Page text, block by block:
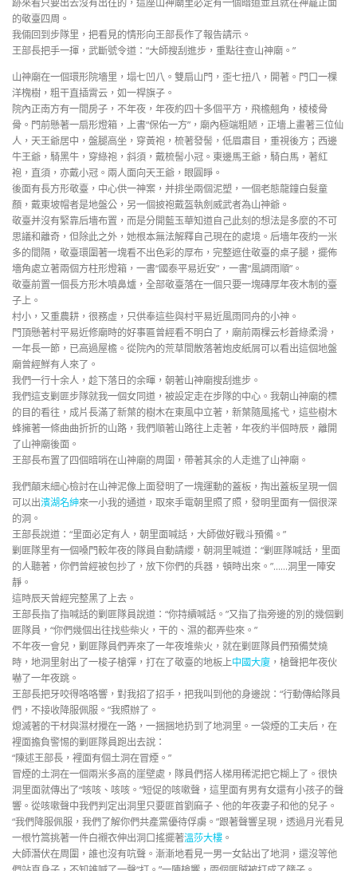
的敬臺四周。
我倆回到步隊里，把看見的情形向王部長作了報告請示。
王部長把手一揮，武斷號令道：“大師搜刮進步，重點往查山神廟。”
山神廟在一個環形院墻里，塌七凹八。雙扇山門，歪七扭八，開著。門口一棵
洋槐樹，粗干直插霄云，如一桿旗子。
院內正南方有一間房子，不年夜，年夜約四十多個平方，飛檐翹角，棱棱骨
骨。門前懸著一扇形燈箱，上書“保佑一方”，廟內極端粗陋，正墻上畫著三位仙
人，天王爺居中，盤腿高坐，穿黃袍，梳著發髻，低眉肅目，重視後方；西邊
牛王爺，騎黑牛，穿綠袍，斜須，戴梳髻小冠。東邊馬王爺，騎白馬，著紅
袍，直須，亦戴小冠。兩人面向天王爺，眼圓睜。
後面有長方形敬臺，中心供一神案，并排坐兩個泥塑，一個老態龍鐘白髮童
顏，戴東坡帽者是地盤公，另一個披袍戴盔執劍威武者為山神爺。
敬臺并沒有緊靠后墻布置，而是分開藍玉華知道自己此刻的想法是多麼的不可
思議和離奇，但除此之外，她根本無法解釋自己現在的處境。后墻年夜約一米
多的間隔，敬臺環圍著一塊看不出色彩的厚布，完整遮住敬臺的桌子腿，擺佈
墻角處立著兩個方柱形燈箱，一書“國泰平易近安”，一書“風調雨順”。
敬臺前置一個長方形木噴鼻爐，全部敬臺落在一個只要一塊磚厚年夜木制的臺
子上。
村小，又重農耕，很務虛，只供奉這些與村平易近風雨同舟的小神。
門頂懸著村平易近修廟時的好事匾曾經看不明白了，廟前兩棵云杉蒼綠柔滑，
一年長一節，已高過屋檐。從院內的荒草間散落著炮皮紙屑可以看出這個地盤
廟曾經鮮有人來了。
我們一行十余人，趁下落日的余暉，朝著山神廟搜刮進步。
我們這支剿匪步隊就我一個女同道，被設定走在步隊的中心。我朝山神廟的標
的目的看往，成片長滿了新葉的樹木在東風中立著，新葉隨風搖弋，這些樹木
蜂擁著一條曲曲折折的山路，我們順著山路往上走著，年夜約半個時辰，離開
了山神廟後面。
王部長布置了四個暗哨在山神廟的周圍，帶著其余的人走進了山神廟。
我們顛末細心檢討在山神泥像上面發明了一塊運動的蓋板，掏出蓋板呈現一個
可以出濱湖名紳來一小我的通道，取來手電朝里照了照，發明里面有一個很深
的洞。
王部長說道：“里面必定有人，朝里面喊話，大師做好戰斗預備。”
剿匪隊里有一個嗓門較年夜的隊員自動請纓，朝洞里喊道：“剿匪隊喊話，里面
的人聽著，你們曾經被包抄了，放下你們的兵器，頓時出來。”……洞里一陣安
靜。
這時辰天曾經完整黑了上去。
王部長指了指喊話的剿匪隊員說道：“你持續喊話。”又指了指旁邊的別的幾個剿
匪隊員，“你們幾個出往找些柴火，干的、濕的都弄些來。”
不年夜一會兒，剿匪隊員們弄來了一年夜堆柴火，就在剿匪隊員們預備焚燒
時，地洞里射出了一梭子槍彈，打在了敬臺的地板上中國大廈 ，槍聲把年夜伙
嚇了一年夜跳。
王部長把牙咬得咯咯響，對我招了招手，把我叫到他的身邊說：“行動傳給隊員
們，不接收降服佩服。”我照辦了。
熄滅著的干材與濕材攪在一路，一捆捆地扔到了地洞里。一袋煙的工夫后，在
裡面擔負警惕的剿匪隊員跑出去說：
“陳述王部長，裡面有個土洞在冒煙。”
冒煙的土洞在一個兩米多高的崖壁處，隊員們搭人梯用稀泥把它糊上了。很快
洞里面就傳出了“咳咳、咳咳。”短促的咳嗽聲，這里面有男有女還有小孩子的聲
響。從咳嗽聲中我們判定出洞里只要匪首劉麻子、他的年夜妻子和他的兒子。
“我們降服佩服，我們了解你們共產黨優待俘虜。”跟著聲響呈現，透過月光看見
一根竹篙挑著一件白襯衣伸出洞口搖擺著溫莎大樓 。
大師潛伏在周圍，誰也沒有吭聲。漸漸地看見一男一女鉆出了地洞，還沒等他